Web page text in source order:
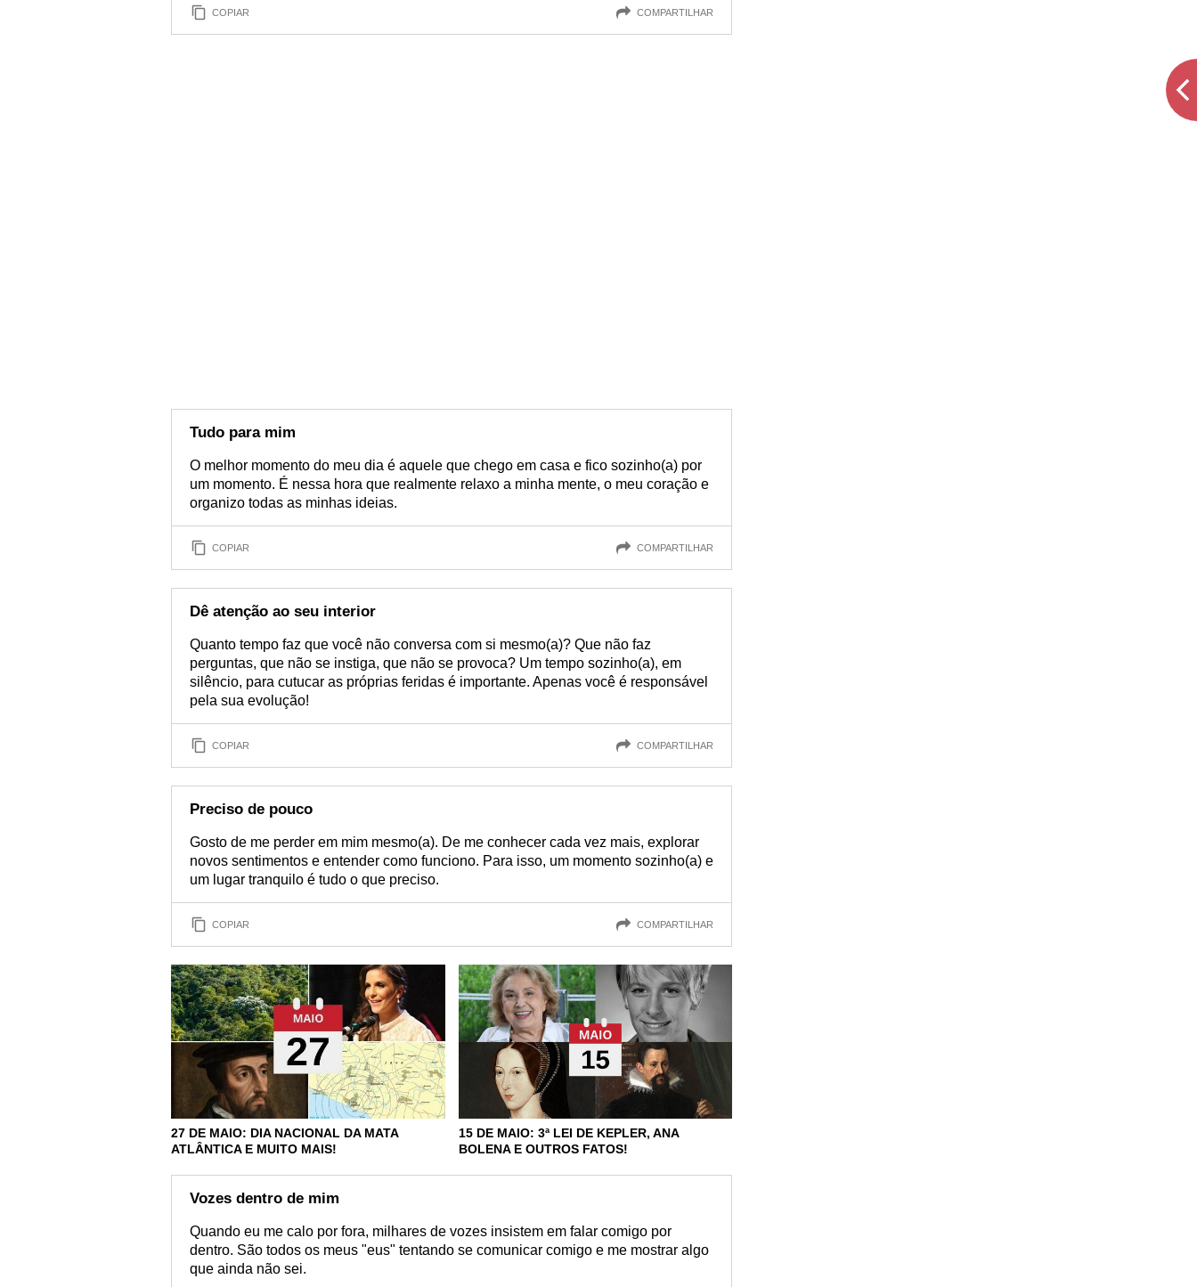
COPIAR COMPARTILHAR
Tudo para mim
O melhor momento do meu dia é aquele que chego em casa e fico sozinho(a) por
um momento. É nessa hora que realmente relaxo a minha mente, o meu coração e
organizo todas as minhas ideias.
COPIAR COMPARTILHAR
Dê atenção ao seu interior
Quanto tempo faz que você não conversa com si mesmo(a)? Que não faz
perguntas, que não se instiga, que não se provoca? Um tempo sozinho(a), em
silêncio, para cutucar as próprias feridas é importante. Apenas você é responsável
pela sua evolução!
COPIAR COMPARTILHAR
Preciso de pouco
Gosto de me perder em mim mesmo(a). De me conhecer cada vez mais, explorar
novos sentimentos e entender como funciono. Para isso, um momento sozinho(a) e
um lugar tranquilo é tudo o que preciso.
COPIAR COMPARTILHAR
27 DE MAIO: DIA NACIONAL DA MATA
ATLÂNTICA E MUITO MAIS!
15 DE MAIO: 3ª LEI DE KEPLER, ANA
BOLENA E OUTROS FATOS!
Vozes dentro de mim
Quando eu me calo por fora, milhares de vozes insistem em falar comigo por
dentro. São todos os meus "eus" tentando se comunicar comigo e me mostrar algo
que ainda não sei.